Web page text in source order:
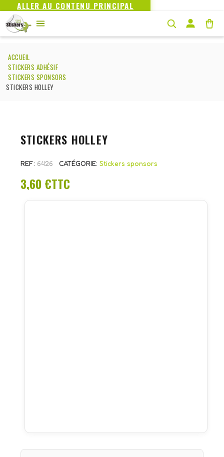
ALLER AU CONTENU PRINCIPAL
ACCUEIL
STICKERS ADHÉSIF
STICKERS SPONSORS
STICKERS HOLLEY
STICKERS HOLLEY
REF 6426 CATÉGORIE Stickers sponsors
3,60 €TTC